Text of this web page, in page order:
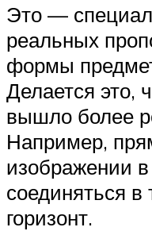
Это —
реальных
формы
Делается это,
вышло более
Например,
изображении в
соединяться
горизонт.